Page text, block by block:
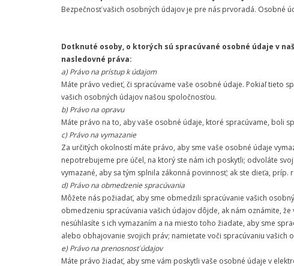
Bezpečnosť vašich osobných údajov je pre nás prvoradá. Osobné
Dotknuté osoby, o ktorých sú spracúvané osobné údaje v
nasledovné práva:
a) Právo na prístup k údajom
Máte právo vedieť, či spracúvame vaše osobné údaje. Pokiaľ tieto
vašich osobných údajov našou spoločnosťou.
b) Právo na opravu
Máte právo na to, aby vaše osobné údaje, ktoré spracúvame, boli
c) Právo na vymazanie
Za určitých okolností máte právo, aby sme vaše osobné údaje
nepotrebujeme pre účel, na ktorý ste nám ich poskytli; odvoláte
vymazané, aby sa tým splnila zákonná povinnosť; ak ste dieťa,
d) Právo na obmedzenie spracúvania
Môžete nás požiadať, aby sme obmedzili spracúvanie vašich
obmedzeniu spracúvania vašich údajov dôjde, ak nám oznámite,
nesúhlasíte s ich vymazaním a na miesto toho žiadate, aby sme
alebo obhajovanie svojich práv; namietate voči spracúvaniu
e) Právo na prenosnosť údajov
Máte právo žiadať, aby sme vám poskytli vaše osobné údaje v